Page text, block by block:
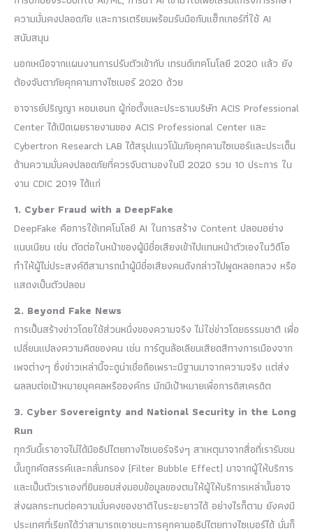
ความมั่นคงปลอดภัย และการเตรียมพร้อมรับมือกับแฮ็กเกอร์ที่ใช้ AI
สนับสนุน
นอกเหนือจากแผนงานการปรับตัวเข้ากับ เทรนด์เทคโนโลยี 2020 แล้ว ยัง
ต้องจับตาภัยคุกคามทางไซเบอร์ 2020 ด้วย
อาจารย์ปริญญา หอมเอนก ผู้ก่อตั้งและประธานบริษัท ACIS Professional
Center ได้เปิดเผยรายงานของ ACIS Professional Center และ
Cybertron Research LAB ได้สรุปแนวโน้มภัยคุกคามไซเบอร์และประเด็น
ด้านความมั่นคงปลอดภัยที่ควรจับตามองในปี 2020 รวม 10 ประการ ใน
งาน CDIC 2019 ได้แก่
1. Cyber Fraud with a DeepFake
DeepFake คือการใช้เทคโนโลยี AI ในการสร้าง Content ปลอมอย่าง
แนบเนียน เช่น ตัดต่อใบหน้าของผู้มีชื่อเสียงเข้าไปแทนหน้าตัวเองในวิดีโอ
ทำให้ผู้ไม่ประสงค์ดีสามารถนำผู้มีชื่อเสียงคนดังกล่าวไปพูดหลอกลวง หรือ
แสดงเป็นตัวปลอม
2. Beyond Fake News
การเป็นสร้างข่าวโดยใช้ส่วนหนึ่งของความจริง ไม่ใช่ข่าวโดยธรรมชาติ เพื่อ
เปลี่ยนแปลงความคิดของคน เช่น การ์ตูนล้อเลียนเสียดสีทางการเมืองจาก
เพจต่างๆ ซึ่งข่าวเหล่านี้จะดูน่าเชื่อถือเพราะมีฐานมาจากความจริง แต่ส่ง
ผลลบต่อเป้าหมายบุคคลหรือองค์กร มักมีเป้าหมายเพื่อการดิสเครดิต
3. Cyber Sovereignty and National Security in the Long
Run
ทุกวันนี้เราอาจไม่ได้มีอธิปไตยทางไซเบอร์จริงๆ สาเหตุมาจากสื่อที่เรารับชม
นั้นถูกคัดสรรค์และกลั่นกรอง (Filter Bubble Effect) มาจากผู้ให้บริการ
และเป็นตัวเราเองที่ยินยอมส่งมอบข้อมูลของตนให้ผู้ให้บริการเหล่านั้นอาจ
ส่งผลกระทบต่อความมั่นคงของชาติในระยะยาวได้ อย่างไรก็ตาม ยังคงมี
ประเทศที่เรียกได้ว่าสามารถเอาชนะการคุกคามอธิปไตยทางไซเบอร์ได้ นั่นก็